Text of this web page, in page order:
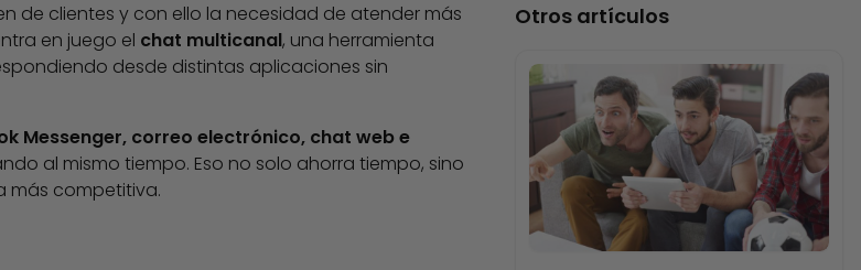
de clientes y con ello la necesidad de atender más
en juego el chat multicanal, una herramienta
desde distintas aplicaciones sin
Messenger, correo electrónico, chat web e
al mismo tiempo. Eso no solo ahorra tiempo, sino
más competitiva.
Otros artículos